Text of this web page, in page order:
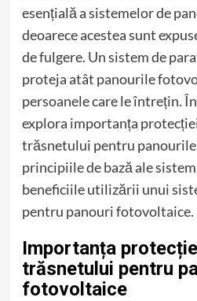
esențială a sistemelor de
deoarece acestea sunt
de fulgere. Un sistem de
proteja atât panourile
persoanele care le întrețin.
explora importanța
trăsnetului pentru
principiile de bază ale
beneficiile utilizării unui
pentru panouri fotovoltaice.
Importanța
trăsnetului pentru
fotovoltaice